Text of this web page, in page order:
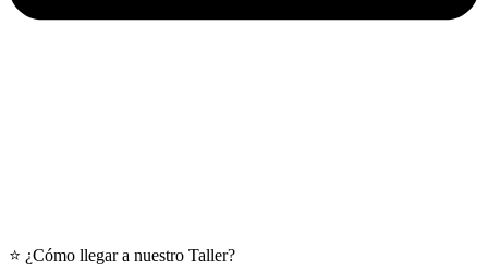
⭐ ¿Cómo llegar a nuestro Taller?